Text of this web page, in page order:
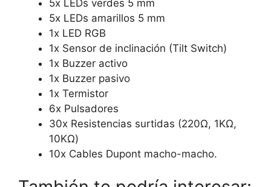
5x LEDs verdes 5 mm
5x LEDs amarillos 5 mm
1x LED RGB
1x Sensor de inclinación (Tilt Switch)
1x Buzzer activo
1x Buzzer pasivo
1x Termistor
6x Pulsadores
30x Resistencias surtidas (220Ω, 1KΩ,
10KΩ)
10x Cables Dupont macho-macho.